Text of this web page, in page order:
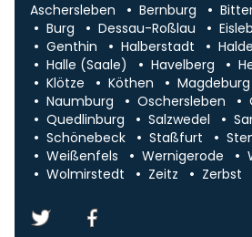
Aschersleben Bernburg
Burg
Dessau-Roßlau
Genthin
Halberstadt
Halle (Saale)
Havelberg
Klötze
Köthen Magdeburg
Naumburg
Oschersleben
Quedlinburg
Salzwedel
Schönebeck
Staßfurt
Weißenfels
Wernigerode
Wolmirstedt
Zeitz Zerbst